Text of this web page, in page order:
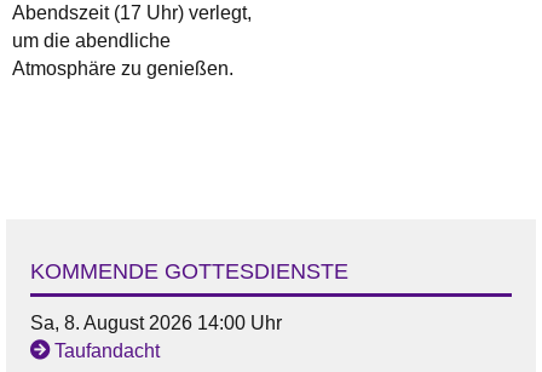
Abendszeit (17 Uhr) verlegt,
um die abendliche
Atmosphäre zu genießen.
KOMMENDE GOTTESDIENSTE
Sa, 8. August 2026 14:00 Uhr
Taufandacht